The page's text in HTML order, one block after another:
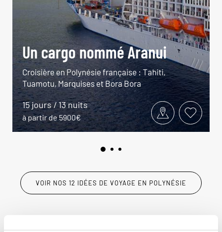
Un cargo nommé Aranui
Croisière en Polynésie française : Tahiti,
Tuamotu, Marquises et Bora Bora
15 jours / 13 nuits
à partir de 5900€
VOIR NOS 12 IDÉES DE VOYAGE EN POLYNÉSIE